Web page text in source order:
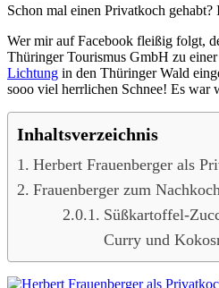
Schon mal einen Privatkoch
Wer mir auf Facebook fleißig folgt,
Thüringer Tourismus GmbH zu
Lichtung in den Thüringer Wald
sooo viel herrlichen Schnee! Es war
Inhaltsverzeichnis
Herbert Frauenberger als
Frauenberger zum
Süßkartoffel-
Curry und